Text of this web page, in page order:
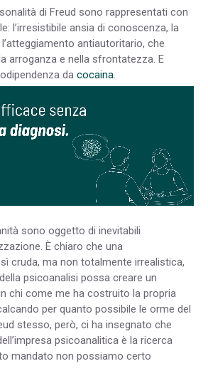
di Freud sono rappresentati con
l’irresistibile ansia di conoscenza, la
antiautoritario, che
arroganza e nella sfrontatezza. E
da cocaina
sono oggetto di inevitabili
È chiaro che una
cruda, ma non totalmente irrealistica,
psicoanalisi possa creare un
chi come me ha costruito la propria
per quanto possibile le orme del
stesso, però, ci ha insegnato che
psicoanalitica è la ricerca
mandato non possiamo certo